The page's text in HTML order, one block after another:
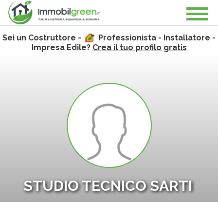
Sei un Costruttore -
Professionista - Installatore -
Impresa Edile? Crea il tuo profilo gratis
STUDIO TECNICO SARTI